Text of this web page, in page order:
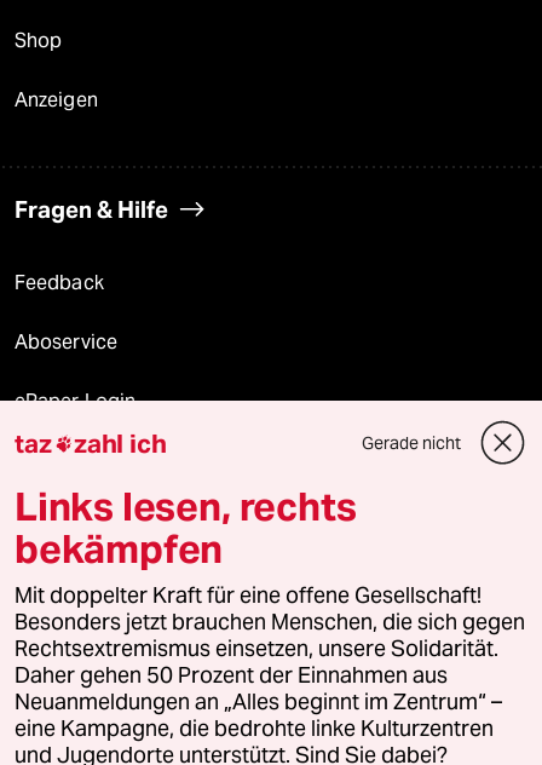
Shop
Anzeigen
Fragen & Hilfe
Feedback
Aboservice
ePaper Login
Downloads für Abonnierende
© 2026 taz Verlags und Vertriebs GmbH
Alle Rechte vorbehalten. Bei rechtlichen Fragen oder für Genehmigungen
wenden Sie sich bitte an lizenzen@taz.de
Feedback Redaktionsstatut Kommune-Richtlinien
Leitlinie Informant Datenschutz Impressum AGB
taz zahl ich Gerade nicht
Links lesen, rechts
bekämpfen
Mit doppelter Kraft für eine offene Gesellschaft!
Besonders jetzt brauchen Menschen, die sich gegen
Rechtsextremismus einsetzen, unsere Solidarität.
Daher gehen 50 Prozent der Einnahmen aus
Neuanmeldungen an „Alles beginnt im Zentrum“ –
eine Kampagne, die bedrohte linke Kulturzentren
und Jugendorte unterstützt. Sind Sie dabei?